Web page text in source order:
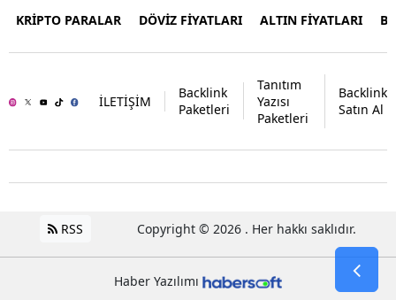
KRİPTO PARALAR DÖVİZ FİYATLARI ALTIN FİYATLARI
İLETİŞİM
Backlink
Paketleri
Tanıtım
Yazısı
Paketleri
Backlink
Satın Al
RSS Copyright © 2026 . Her hakkı saklıdır.
Haber Yazılımı